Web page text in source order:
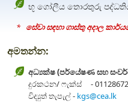
භූ ගෝලීය තොරතුරු
* සේවා සඳහා ගාස්තු අදාල
අමතන්න:
අධ්‍යක්ෂ (පර්යේෂණ සහ
දුරකථන/ ෆැක්ස් -
විද්‍යුත් තැපැල් - kgs@cea.lk